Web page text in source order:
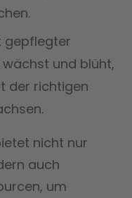
gepflegter
und blüht,
der richtigen
nicht nur
auch
um